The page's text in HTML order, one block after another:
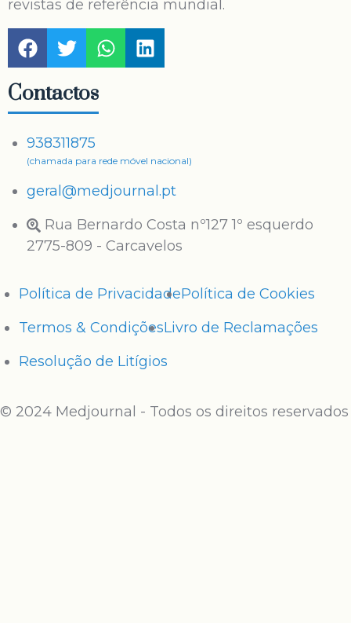
revistas de referência mundial.
Contactos
938311875
(chamada para rede móvel nacional)
geral@medjournal.pt
Rua Bernardo Costa nº127 1º esquerdo
2775-809 - Carcavelos
Política de PrivacidadePolítica de Cookies
Termos & CondiçõesLivro de Reclamações
Resolução de Litígios
© 2024 Medjournal - Todos os direitos reservados